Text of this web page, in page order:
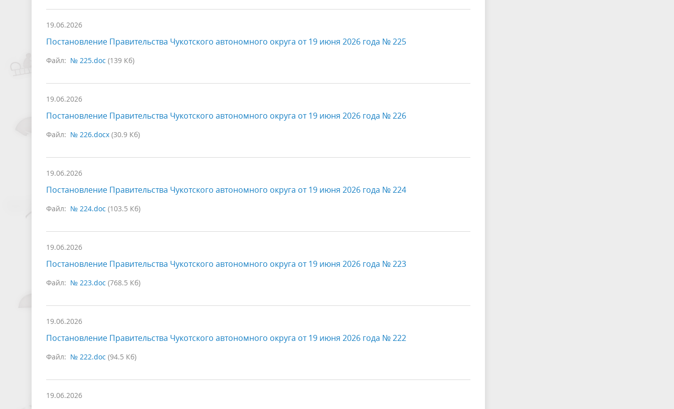
19.06.2026
Постановление Правительства Чукотского автономного округа от 19 июня 2026 года № 225
Файл: № 225.doc (139 Кб)
19.06.2026
Постановление Правительства Чукотского автономного округа от 19 июня 2026 года № 226
Файл: № 226.docx (30.9 Кб)
19.06.2026
Постановление Правительства Чукотского автономного округа от 19 июня 2026 года № 224
Файл: № 224.doc (103.5 Кб)
19.06.2026
Постановление Правительства Чукотского автономного округа от 19 июня 2026 года № 223
Файл: № 223.doc (768.5 Кб)
19.06.2026
Постановление Правительства Чукотского автономного округа от 19 июня 2026 года № 222
Файл: № 222.doc (94.5 Кб)
19.06.2026